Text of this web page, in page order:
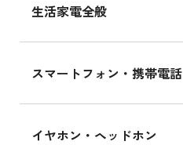
生活家電全般
スマートフォン・携帯電話
イヤホン・ヘッドホン